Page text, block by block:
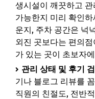
생시설이 깨끗하고
가능한지 미리 확인
운지, 주차 공간은 넉
외진 곳보다는 편의
가 있는 곳이 초보자
관리 상태 및 후기
기나 블로그 리뷰를
직원의 친절도, 전반